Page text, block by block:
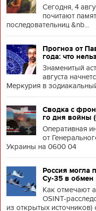
Сегодня, 4
почитают
последовательниц &nb...
Прогноз от
года: что
Знаменитый
августа
Меркурия в
Сводка с
го дня войны
Оперативная
от
Украины на 0600 04
Россия могла
Су-35 в обмен
Как отмечают
OSINT-
из открытых источников)